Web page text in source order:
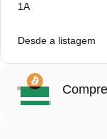
1A
Desde a listagem